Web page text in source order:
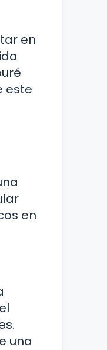
en
este
en
una